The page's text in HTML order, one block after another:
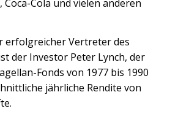
Coca-Cola und vielen anderen
erfolgreicher Vertreter des
der Investor Peter Lynch, der
Fonds von 1977 bis 1990
jährliche Rendite von